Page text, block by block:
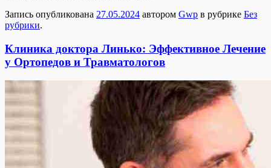
Запись опубликована 27.05.2024 автором Gwp в рубрике Без
рубрики.
Клиника доктора Линько: Эффективное Лечение
у Ортопедов и Травматологов